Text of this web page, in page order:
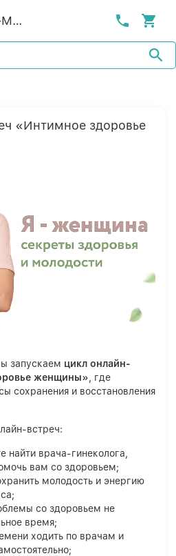
Артлайф-MСК
«Интимное здоровье
запускаем цикл онлайн-
женщины» , где
сохранения и восстановления
встреч:
найти врача-гинеколога,
вам со здоровьем;
молодость и энергию
со здоровьем не
время;
ходить по врачам и